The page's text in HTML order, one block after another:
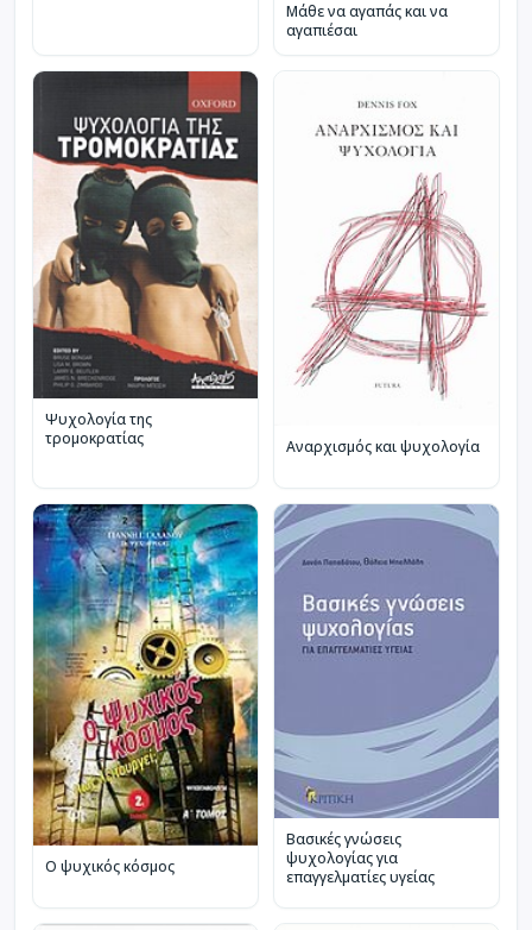
Μάθε να αγαπάς και να
αγαπιέσαι
Ψυχολογία της
τρομοκρατίας
Αναρχισμός και ψυχολογία
Ο ψυχικός κόσμος
Βασικές γνώσεις
ψυχολογίας για
επαγγελματίες υγείας